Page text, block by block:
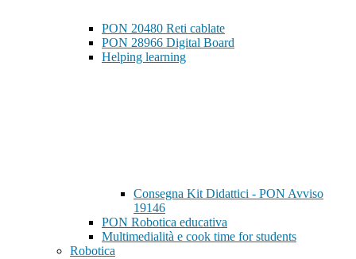
PON 20480 Reti cablate
PON 28966 Digital Board
Helping learning
Consegna Kit Didattici - PON Avviso
19146
PON Robotica educativa
Multimedialità e cook time for students
Robotica